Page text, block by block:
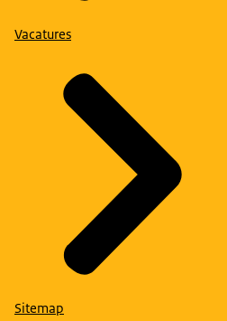
Vacatures
Sitemap